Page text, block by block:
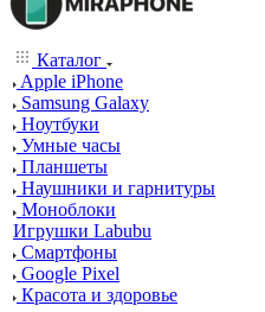
Каталог
Apple iPhone
Samsung Galaxy
Ноутбуки
Умные часы
Планшеты
Наушники и гарнитуры
Моноблоки
Игрушки Labubu
Смартфоны
Google Pixel
Красота и здоровье